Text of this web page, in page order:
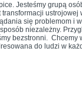
Jesteśmy grupą
się problemom i
niezależny.
bezstronni.
do ludzi w